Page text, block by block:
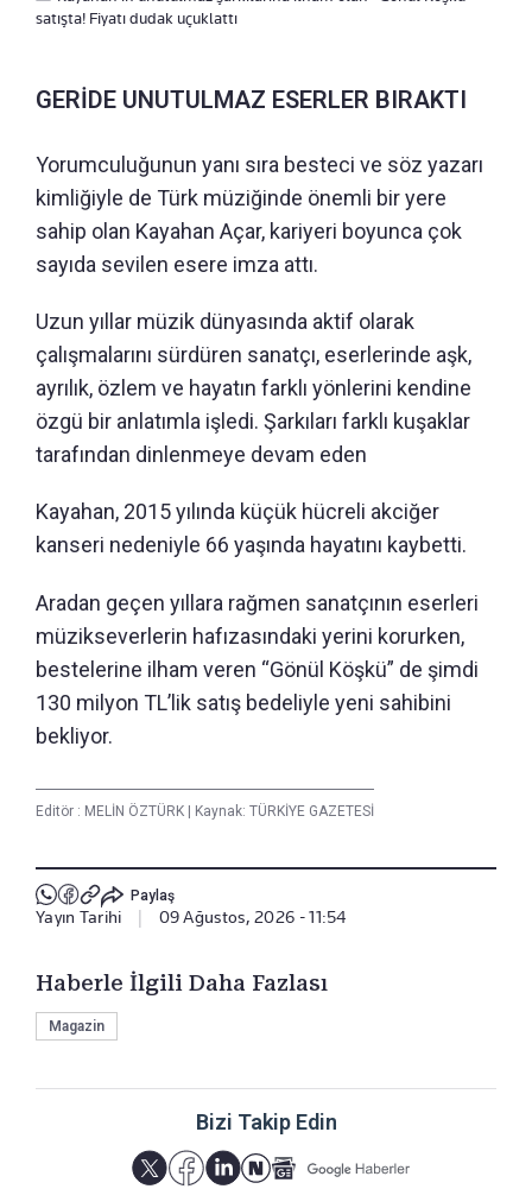
satışta! Fiyatı dudak uçuklattı
GERİDE UNUTULMAZ ESERLER BIRAKTI
Yorumculuğunun yanı sıra besteci ve söz yazarı
kimliğiyle de Türk müziğinde önemli bir yere
sahip olan Kayahan Açar, kariyeri boyunca çok
sayıda sevilen esere imza attı.
Uzun yıllar müzik dünyasında aktif olarak
çalışmalarını sürdüren sanatçı, eserlerinde aşk,
ayrılık, özlem ve hayatın farklı yönlerini kendine
özgü bir anlatımla işledi. Şarkıları farklı kuşaklar
tarafından dinlenmeye devam eden
Kayahan, 2015 yılında küçük hücreli akciğer
kanseri nedeniyle 66 yaşında hayatını kaybetti.
Aradan geçen yıllara rağmen sanatçının eserleri
müzikseverlerin hafızasındaki yerini korurken,
bestelerine ilham veren “Gönül Köşkü” de şimdi
130 milyon TL’lik satış bedeliyle yeni sahibini
bekliyor.
Editör : MELİN ÖZTÜRK Kaynak: TÜRKİYE GAZETESİ
Paylaş
Yayın Tarihi 09 Ağustos, 2026 - 11:54
Haberle İlgili Daha Fazlası
Magazin
Bizi Takip Edin